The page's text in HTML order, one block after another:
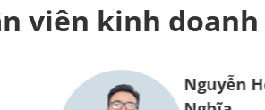
viên kinh doanh
Nguyễn Hoàng